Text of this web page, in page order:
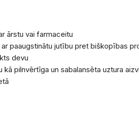
ārstu vai farmaceitu
paaugstinātu jutību pret biškopības
devu
kā pilnvērtīga un sabalansēta uztura